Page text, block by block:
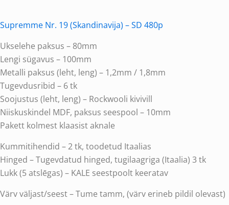
Supremme Nr. 19 (Skandinavija) – SD 480p
Ukselehe paksus – 80mm
Lengi sügavus – 100mm
Metalli paksus (leht, leng) – 1,2mm / 1,8mm
Tugevdusribid – 6 tk
Soojustus (leht, leng) – Rockwooli kivivill
Niiskuskindel MDF, paksus seespool – 10mm
Pakett kolmest klaasist aknale
Kummitihendid – 2 tk, toodetud Itaalias
Hinged – Tugevdatud hinged, tugilaagriga (Itaalia) 3 tk
Lukk (5 atslēgas) – KALE seestpoolt keeratav
Värv väljast/seest – Tume tamm, (värv erineb pildil olevast)